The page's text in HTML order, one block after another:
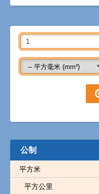
公制
平方米
平方公里